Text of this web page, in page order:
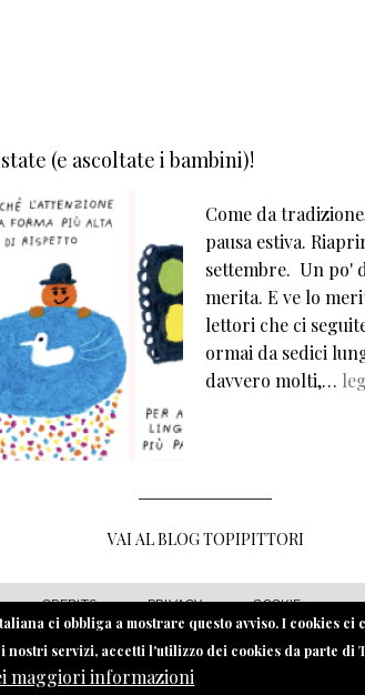
(e ascoltate i bambini)!
Come da
pausa estiva.
settembre. Un po'
merita. E ve lo
lettori che ci
ormai da sedici
davvero molti,…
VAI AL BLOG TOPIPITTORI
CREDITS PRIVACY COOKIE
ci obbliga a mostrare questo avviso. I cookies
nostri servizi, accetti l'utilizzo dei cookies da parte di
maggiori informazioni